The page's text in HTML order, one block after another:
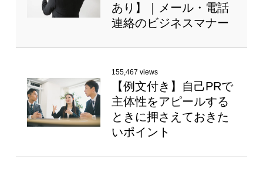
あり】｜メール・電話
連絡のビジネスマナー
155,467 views
【例文付き】自己PRで
主体性をアピールする
ときに押さえておきた
いポイント